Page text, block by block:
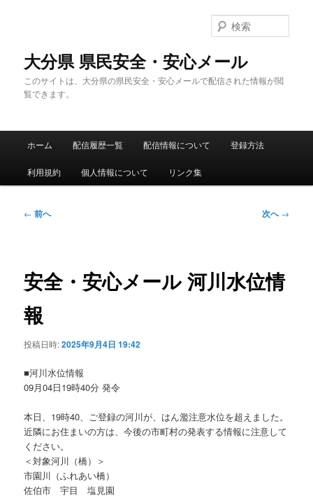
大分県 県民安全・安心メール
このサイトは、大分県の県民安全・安心メールで配信された情報が閲
覧できます。
索
メ
ホーム 配信履歴一覧 配信情報について 登録方法
利用規約 個人情報について リンク集
投
ゲ
ー
ョ
ン
← 前へ 次へ→
安全・安心メール 河川水位情
報
投稿日時:2025年9月4日 19:42
■河川水位情報
09月04日19時40分 発令
本日、19時40、ご登録の河川が、はん濫注意水位を超えました。
近隣にお住まいの方は、今後の市町村の発表する情報に注意して
ください。
＜対象河川（橋）＞
市園川（ふれあい橋）
佐伯市 宇目 塩見園